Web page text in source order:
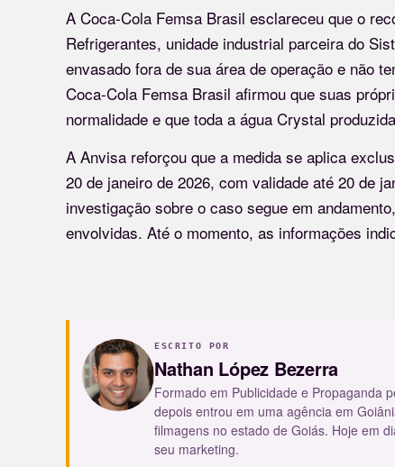
A Coca-Cola Femsa Brasil esclareceu que o
Refrigerantes, unidade industrial parceira do
envasado fora de sua área de operação e não
Coca-Cola Femsa Brasil afirmou que suas
normalidade e que toda a água Crystal
A Anvisa reforçou que a medida se aplica
20 de janeiro de 2026, com validade até 20 de
investigação sobre o caso segue em
envolvidas. Até o momento, as informações
ESCRITO POR
Nathan López Bezerra
Formado em Publicidade e Propaganda
depois entrou em uma agência em
filmagens no estado de Goiás. Hoje em
seu marketing.